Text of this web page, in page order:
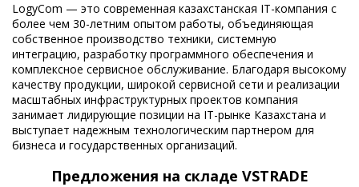
LogyCom — это современная казахстанская IT-компания с
более чем 30-летним опытом работы, объединяющая
собственное производство техники, системную
интеграцию, разработку программного обеспечения и
комплексное сервисное обслуживание. Благодаря высокому
качеству продукции, широкой сервисной сети и реализации
масштабных инфраструктурных проектов компания
занимает лидирующие позиции на IT-рынке Казахстана и
выступает надежным технологическим партнером для
бизнеса и государственных организаций.
Предложения на складе VSTRADE